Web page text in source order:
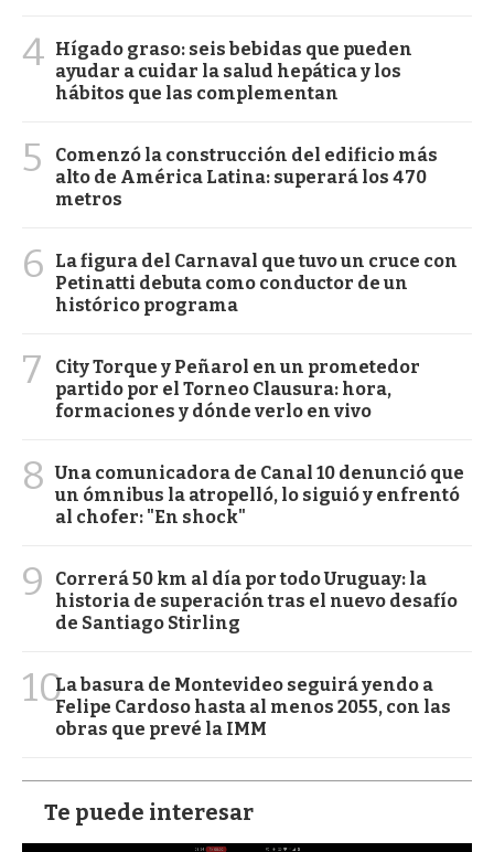
4 Hígado graso: seis bebidas que pueden
ayudar a cuidar la salud hepática y los
hábitos que las complementan
5
Comenzó la construcción del edificio más
alto de América Latina: superará los 470
metros
6
La figura del Carnaval que tuvo un cruce con
Petinatti debuta como conductor de un
histórico programa
7
City Torque y Peñarol en un prometedor
partido por el Torneo Clausura: hora,
formaciones y dónde verlo en vivo
8 Una comunicadora de Canal 10 denunció que
un ómnibus la atropelló, lo siguió y enfrentó
al chofer: "En shock"
9
Correrá 50 km al día por todo Uruguay: la
historia de superación tras el nuevo desafío
de Santiago Stirling
10La basura de Montevideo seguirá yendo a
Felipe Cardoso hasta al menos 2055, con las
obras que prevé la IMM
Te puede interesar